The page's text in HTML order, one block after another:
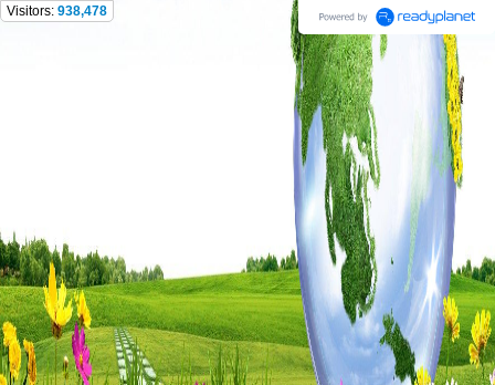
Visitors: 938,478